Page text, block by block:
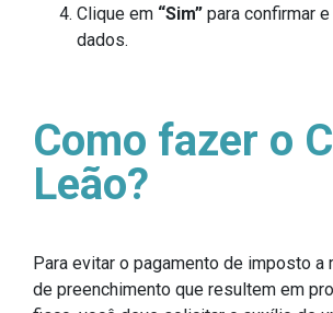
Clique em “Sim” para confirmar
dados.
Como fazer o
Leão?
Para evitar o pagamento de imposto a
de preenchimento que resultem em